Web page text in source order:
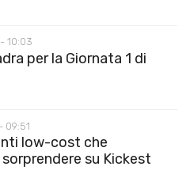
10:03
per la Giornata 1 di
09:51
low-cost che
su Kickest